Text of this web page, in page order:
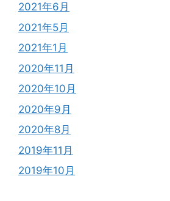
2021年6月
2021年5月
2021年1月
2020年11月
2020年10月
2020年9月
2020年8月
2019年11月
2019年10月